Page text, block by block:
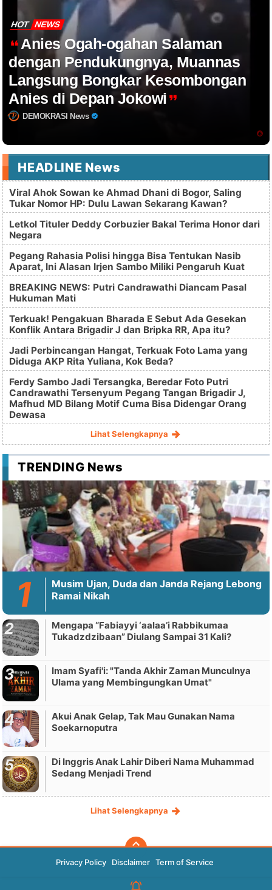
HOT NEWS
Anies Ogah-ogahan Salaman
dengan Pendukungnya, Muannas
Langsung Bongkar Kesombongan
Anies di Depan Jokowi
DEMOKRASI News
HEADLINE News
Viral Ahok Sowan ke Ahmad Dhani di Bogor, Saling
Tukar Nomor HP: Dulu Lawan Sekarang Kawan?
Letkol Tituler Deddy Corbuzier Bakal Terima Honor dari
Negara
Pegang Rahasia Polisi hingga Bisa Tentukan Nasib
Aparat, Ini Alasan Irjen Sambo Miliki Pengaruh Kuat
BREAKING NEWS: Putri Candrawathi Diancam Pasal
Hukuman Mati
Terkuak! Pengakuan Bharada E Sebut Ada Gesekan
Konflik Antara Brigadir J dan Bripka RR, Apa itu?
Jadi Perbincangan Hangat, Terkuak Foto Lama yang
Diduga AKP Rita Yuliana, Kok Beda?
Ferdy Sambo Jadi Tersangka, Beredar Foto Putri
Candrawathi Tersenyum Pegang Tangan Brigadir J,
Mafhud MD Bilang Motif Cuma Bisa Didengar Orang
Dewasa
Lihat Selengkapnya
TRENDING News
Musim Ujan, Duda dan Janda Rejang Lebong
Ramai Nikah
Mengapa “Fabiayyi ‘aalaa’i Rabbikumaa
Tukadzdzibaan” Diulang Sampai 31 Kali?
Imam Syafi'i: "Tanda Akhir Zaman Munculnya
Ulama yang Membingungkan Umat"
Akui Anak Gelap, Tak Mau Gunakan Nama
Soekarnoputra
Di Inggris Anak Lahir Diberi Nama Muhammad
Sedang Menjadi Trend
Lihat Selengkapnya
Privacy Policy Disclaimer Term of Service